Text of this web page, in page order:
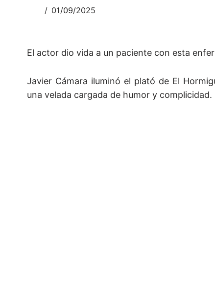
01/09/2025
El actor dio vida a un paciente con esta
Javier Cámara iluminó el plató de El
una velada cargada de humor y complicidad.